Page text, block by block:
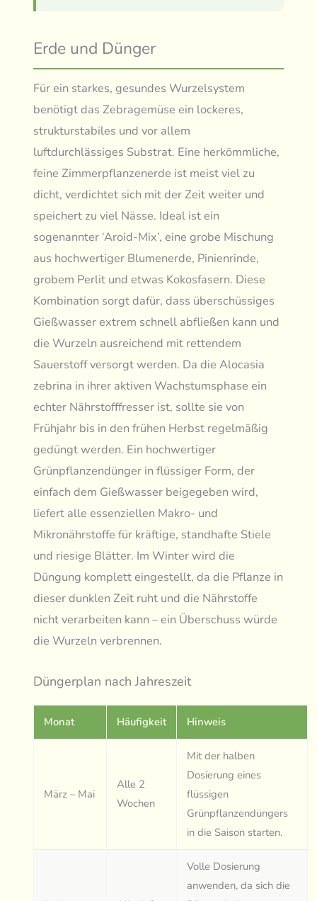
Erde und Dünger
Für ein starkes, gesundes Wurzelsystem
benötigt das Zebragemüse ein lockeres,
strukturstabiles und vor allem
luftdurchlässiges Substrat. Eine herkömmliche,
feine Zimmerpflanzenerde ist meist viel zu
dicht, verdichtet sich mit der Zeit weiter und
speichert zu viel Nässe. Ideal ist ein
sogenannter ‘Aroid-Mix’, eine grobe Mischung
aus hochwertiger Blumenerde, Pinienrinde,
grobem Perlit und etwas Kokosfasern. Diese
Kombination sorgt dafür, dass überschüssiges
Gießwasser extrem schnell abfließen kann und
die Wurzeln ausreichend mit rettendem
Sauerstoff versorgt werden. Da die Alocasia
zebrina in ihrer aktiven Wachstumsphase ein
echter Nährstofffresser ist, sollte sie von
Frühjahr bis in den frühen Herbst regelmäßig
gedüngt werden. Ein hochwertiger
Grünpflanzendünger in flüssiger Form, der
einfach dem Gießwasser beigegeben wird,
liefert alle essenziellen Makro- und
Mikronährstoffe für kräftige, standhafte Stiele
und riesige Blätter. Im Winter wird die
Düngung komplett eingestellt, da die Pflanze in
dieser dunklen Zeit ruht und die Nährstoffe
nicht verarbeiten kann – ein Überschuss würde
die Wurzeln verbrennen.
Düngerplan nach Jahreszeit
Monat Häufigkeit Hinweis
März – Mai
Alle 2
Wochen
Mit der halben
Dosierung eines
flüssigen
Grünpflanzendüngers
in die Saison starten.
Volle Dosierung
anwenden, da sich die